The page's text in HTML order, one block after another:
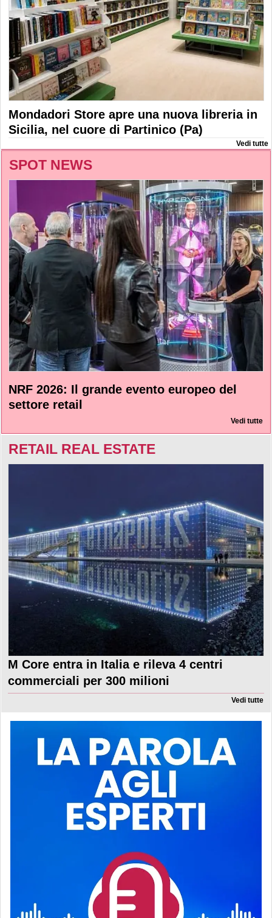
Mondadori Store apre una nuova libreria in
Sicilia, nel cuore di Partinico (Pa)
Vedi tutte
SPOT NEWS
NRF 2026: Il grande evento europeo del
settore retail
Vedi tutte
RETAIL REAL ESTATE
M Core entra in Italia e rileva 4 centri
commerciali per 300 milioni
Vedi tutte